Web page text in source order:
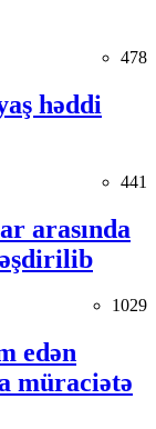
478
həddi
441
arasında
1029
edən
müraciətə